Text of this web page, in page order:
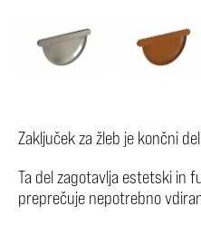
Zaključek za žleb je končni
Ta del zagotavlja estetski in
preprečuje nepotrebno